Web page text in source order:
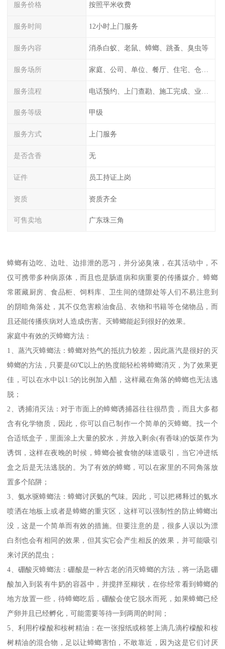
服务价格 按照平米收费
服务时间 12小时上门服务
服务内容 消杀白蚁、老鼠、蟑螂、跳蚤、臭虫等
服务场所
服务流程
服务等级 甲级
服务方式 上门服务
是否含香 无
证件 员工持证上岗
资质 资质齐全
可售卖地 广东珠三角
蟑螂有边吃、边吐、边排泄的恶习，并分泌臭液，在其活动中，不
仅可携带多种病原体，而且也是肠道病和病重要的传播媒介。蟑螂
常匿藏厨房、食品柜、饲料库、卫生间的缝隙处等人们不易注意到
的阴暗角落处，其不仅危害粮油食品、衣物和书籍等仓储物品，而
且还能传播疾病对人造成伤害。灭蟑螂能起到很好的效果。
家庭中有效的灭蟑螂方法：
1、蒸汽灭蟑螂法：蟑螂对热气的抵抗力较差，因此蒸汽是很好的灭
蟑螂的方法，只要是60℃以上的热度能轻松将蟑螂消灭，为了效果更
佳，可以在水中以1:5的比例加入醋，这样藏在角落的蟑螂也无法逃
脱；
2、诱捕消灭法：对于市面上的蟑螂诱捕器往往很昂贵，而且大多都
含有化学物质，因此，你可以自己制作一个简单的灭蟑螂。找一个
合适纸盒子，里面涂上大量的胶水，并放入剩余(有香味)的饭菜作为
诱饵，这样在夜晚的时候，蟑螂会被食物的味道吸引，当它冲进纸
盒之后是无法逃脱的。为了有效的蟑螂，可以在家里的不同角落放
置多个陷阱；
3、氨水驱蟑螂法：蟑螂讨厌氨的气味。因此，可以把稀释过的氨水
喷洒在地板上或者是蟑螂的重灾区，这样可以强制性的防止蟑螂出
没，这是一个简单而有效的措施。但要注意的是，很多人误以为漂
白剂也会有相同的效果，但其实它会产生相反的效果，并可能吸引
来讨厌的昆虫；
4、硼酸灭蟑螂法：硼酸是一种古老的消灭蟑螂的方法，将一汤匙硼
酸加入到装有牛奶的容器中，并搅拌至糊状，在你经常看到蟑螂的
地方放置一些，待蟑螂吃后，硼酸会使它脱水而死，如果蟑螂已经
产卵并且已经孵化，可能需要等待一到两周的时间；
5、利用柠檬酸和桉树精油：在一张报纸或棉签上滴几滴柠檬酸和桉
树精油的混合物，足以让蟑螂害怕，不敢靠近，因为这是它们讨厌